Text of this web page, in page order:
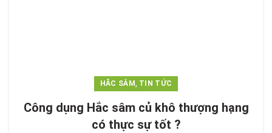
HẮC SÂM, TIN TỨC
Công dụng Hắc sâm củ khô thượng hạng
có thực sự tốt ?